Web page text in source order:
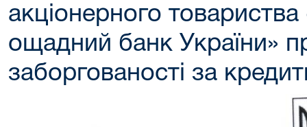
акціонерного
ощадний банк України»
заборгованості за